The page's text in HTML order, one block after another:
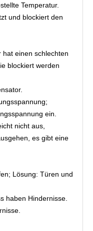
Temperatur.
und blockiert den
hat einen schlechten
blockiert werden
ein.
nicht aus,
es gibt eine
Lösung: Türen und
haben Hindernisse.